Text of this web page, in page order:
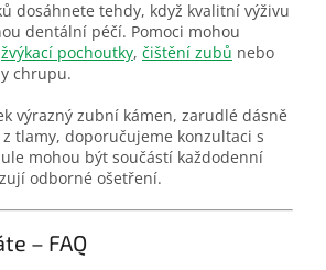
dosáhnete tehdy, když kvalitní výživu
dentální péčí. Pomoci mohou
žvýkací pochoutky, čištění zubů nebo
chrupu.
výrazný zubní kámen, zarudlé dásně
tlamy, doporučujeme konzultaci s
mohou být součástí každodenní
odborné ošetření.
– FAQ